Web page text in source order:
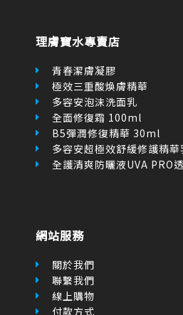
理膚寶水專賣店
青春潔膚凝膠
極效三重酸煥膚精華
多容安泡沫洗面乳
全面修復霜 100ml
B5彈潤修復精華 30ml
多容安超極效舒緩修護精
全護清爽防曬液UVA PRO
網站服務
關於我們
聯繫我們
線上購物
付款方式